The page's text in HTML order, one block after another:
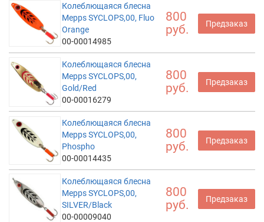
Колеблющаяся блесна
Mepps SYCLOPS,00, Fluo
Orange
00-00014985
800
руб.
Предзаказ
Колеблющаяся блесна
Mepps SYCLOPS,00,
Gold/Red
00-00016279
800
руб.
Предзаказ
Колеблющаяся блесна
Mepps SYCLOPS,00,
Phospho
00-00014435
800
руб.
Предзаказ
Колеблющаяся блесна
Mepps SYCLOPS,00,
SILVER/Black
00-00009040
800
руб.
Предзаказ